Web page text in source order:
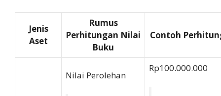
Jenis
Aset
Rumus
Perhitungan Nilai
Buku
Contoh
Nilai Perolehan
Rp100.000.000